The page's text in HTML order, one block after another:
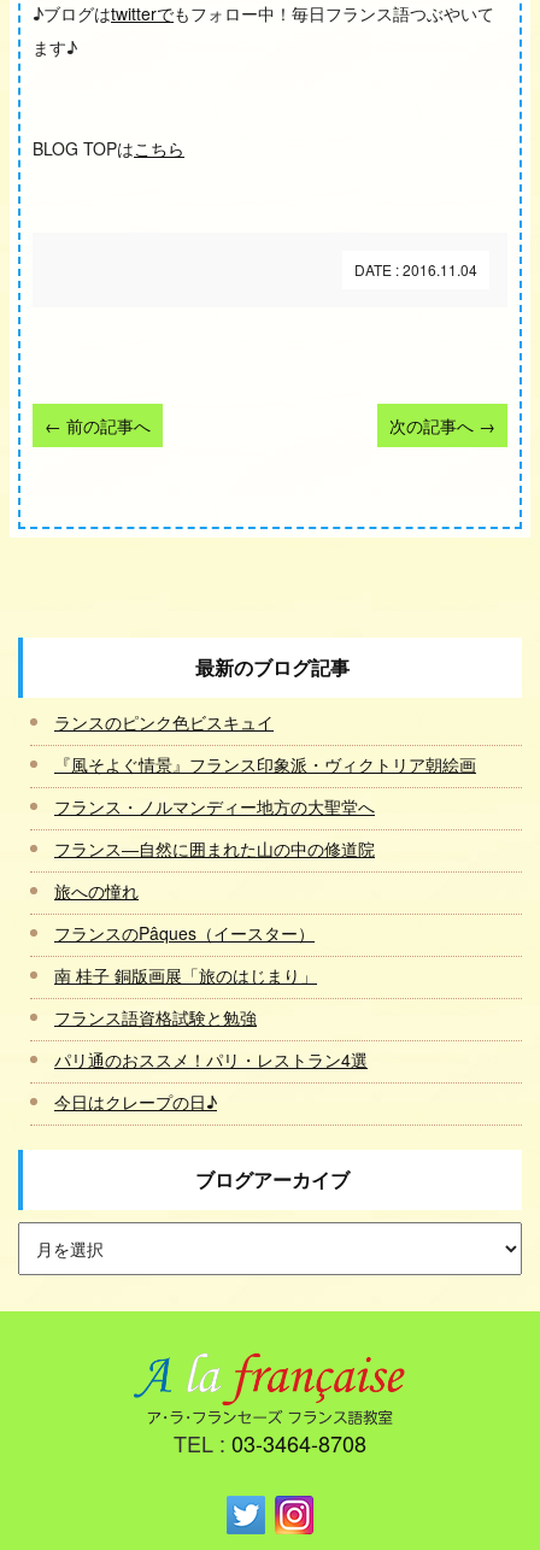
♪ブログはtwitterでもフォロー中！毎日フランス語つぶやいて
ます♪
BLOG TOPはこちら
DATE : 2016.11.04
← 前の記事へ 次の記事へ →
最新のブログ記事
ランスのピンク色ビスキュイ
『風そよぐ情景』フランス印象派・ヴィクトリア朝絵画
フランス・ノルマンディー地方の大聖堂へ
フランス―自然に囲まれた山の中の修道院
旅への憧れ
フランスのPâques（イースター）
南 桂子 銅版画展「旅のはじまり」
フランス語資格試験と勉強
パリ通のおススメ！パリ・レストラン4選
今日はクレープの日♪
ブログアーカイブ
TEL : 03-3464-8708